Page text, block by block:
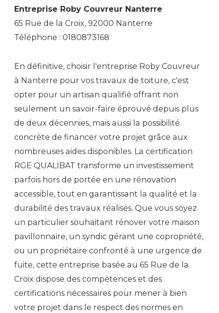
Entreprise Roby Couvreur Nanterre
65 Rue de la Croix, 92000 Nanterre
Téléphone : 0180873168
En définitive, choisir l'entreprise Roby Couvreur
à Nanterre pour vos travaux de toiture, c'est
opter pour un artisan qualifié offrant non
seulement un savoir-faire éprouvé depuis plus
de deux décennies, mais aussi la possibilité
concrète de financer votre projet grâce aux
nombreuses aides disponibles. La certification
RGE QUALIBAT transforme un investissement
parfois hors de portée en une rénovation
accessible, tout en garantissant la qualité et la
durabilité des travaux réalisés. Que vous soyez
un particulier souhaitant rénover votre maison
pavillonnaire, un syndic gérant une copropriété,
ou un propriétaire confronté à une urgence de
fuite, cette entreprise basée au 65 Rue de la
Croix dispose des compétences et des
certifications nécessaires pour mener à bien
votre projet dans le respect des normes en